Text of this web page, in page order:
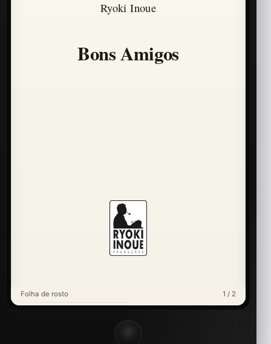
Ryoki Inoue
Bons Amigos
Folha de rosto 1 / 2